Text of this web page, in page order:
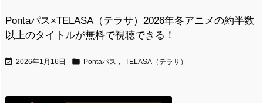
Pontaパス×TELASA（テラサ）2026年冬アニメの約半数
以上のタイトルが無料で視聴できる！
 2026年1月16日  Pontaパス TELASA（テラサ）